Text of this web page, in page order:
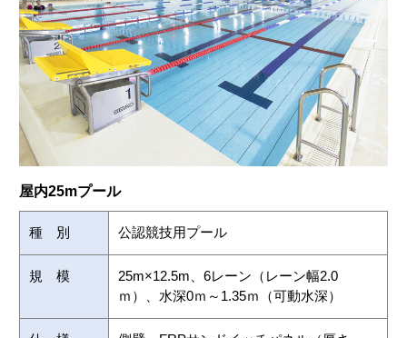
屋内25mプール
種 別 公認競技用プール
規 模
25m×12.5m、6レーン（レーン幅2.0
ｍ）、水深0ｍ～1.35ｍ（可動水深）